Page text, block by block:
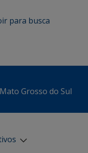
ir para busca
Grosso do Sul